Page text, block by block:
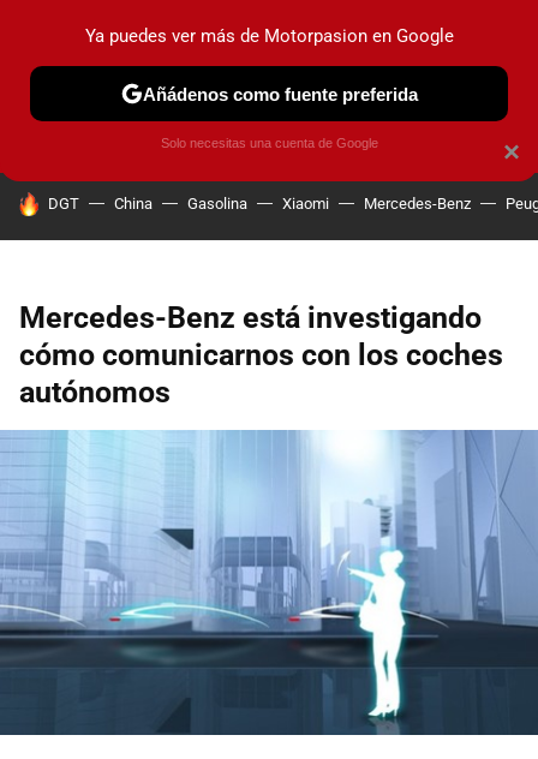
PRUEBAS COCHES ELÉCTRICOS OBSERVATORIO
HOY SE HABLA DE
DGT China Gasolina Xiaomi Mercedes-Benz
Mercedes-Benz está investigando
cómo comunicarnos con los coches
autónomos
×
Ya puedes ver más de Motorpasion en Google
Añádenos como fuente preferida
Solo necesitas una cuenta de Google